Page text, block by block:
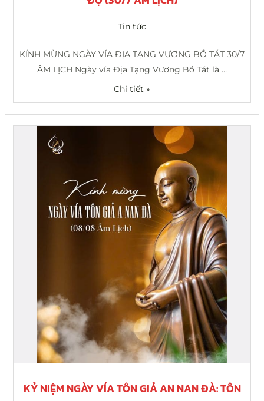
Tin tức
KÍNH MỪNG NGÀY VÍA ĐỊA TẠNG VƯƠNG BỒ TÁT 30/7
ÂM LỊCH Ngày vía Địa Tạng Vương Bồ Tát là …
lịch)
Chi tiết »
KỶ NIỆM NGÀY VÍA TÔN GIẢ AN NAN ĐÀ: TÔN
Tôn
Giả
An
Vinh
Một
Biểu
Tượng
Đạo
Hạnh
Trí